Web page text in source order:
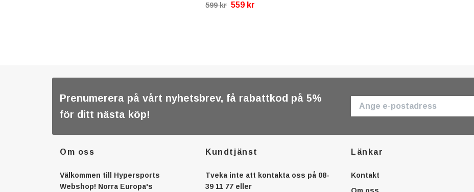
599 kr 559 kr
Prenumerera på vårt nyhetsbrev, få rabattkod på 5%
för ditt nästa köp!
Om oss
Välkommen till Hypersports
Webshop! Norra Europa's
Kundtjänst
Tveka inte att kontakta oss på 08-
39 11 77 eller
Länkar
Kontakt